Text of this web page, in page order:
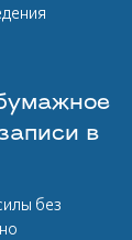
в
без